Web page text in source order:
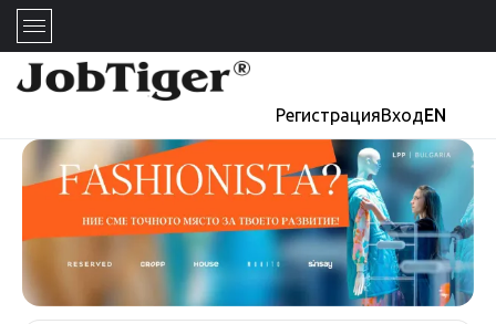
РегистрацияВходEN